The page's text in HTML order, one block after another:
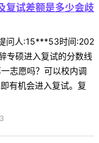
复试差额是多少会歧
问人:15***53时间:202
专硕进入复试的分数线
志愿吗？可以校内调
有机会进入复试。复